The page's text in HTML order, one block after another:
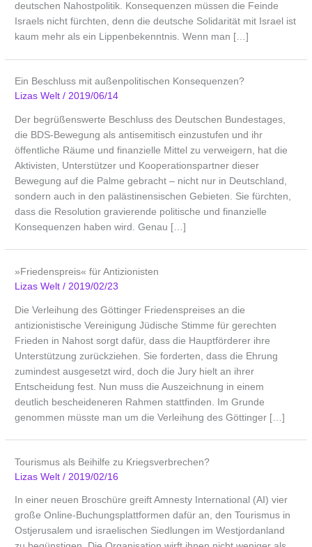
deutschen Nahostpolitik. Konsequenzen müssen die Feinde
Israels nicht fürchten, denn die deutsche Solidarität mit Israel ist
kaum mehr als ein Lippenbekenntnis. Wenn man […]
Ein Beschluss mit außenpolitischen Konsequenzen?
Lizas Welt/2019/06/14
Der begrüßenswerte Beschluss des Deutschen Bundestages,
die BDS-Bewegung als antisemitisch einzustufen und ihr
öffentliche Räume und finanzielle Mittel zu verweigern, hat die
Aktivisten, Unterstützer und Kooperationspartner dieser
Bewegung auf die Palme gebracht – nicht nur in Deutschland,
sondern auch in den palästinensischen Gebieten. Sie fürchten,
dass die Resolution gravierende politische und finanzielle
Konsequenzen haben wird. Genau […]
»Friedenspreis« für Antizionisten
Lizas Welt/ 2019/02/23
Die Verleihung des Göttinger Friedenspreises an die
antizionistische Vereinigung Jüdische Stimme für gerechten
Frieden in Nahost sorgt dafür, dass die Hauptförderer ihre
Unterstützung zurückziehen. Sie forderten, dass die Ehrung
zumindest ausgesetzt wird, doch die Jury hielt an ihrer
Entscheidung fest. Nun muss die Auszeichnung in einem
deutlich bescheideneren Rahmen stattfinden. Im Grunde
genommen müsste man um die Verleihung des Göttinger […]
Tourismus als Beihilfe zu Kriegsverbrechen?
Lizas Welt/ 2019/02/16
In einer neuen Broschüre greift Amnesty International (AI) vier
große Online-Buchungsplattformen dafür an, den Tourismus in
Ostjerusalem und israelischen Siedlungen im Westjordanland